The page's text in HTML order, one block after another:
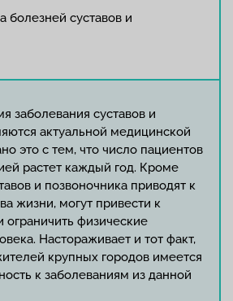
болезней суставов и
заболевания суставов и
актуальной медицинской
это с тем, что число пациентов
растет каждый год. Кроме
и позвоночника приводят к
жизни, могут привести к
ограничить физические
Настораживает и тот факт,
крупных городов имеется
к заболеваниям из данной